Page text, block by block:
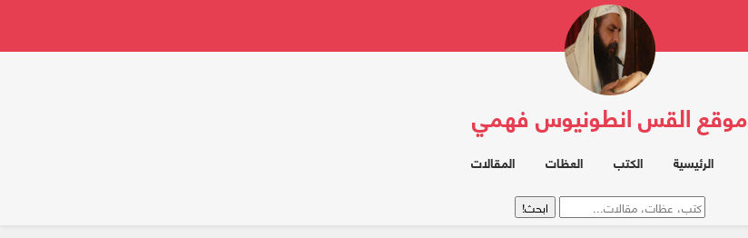
موقع القس انطونيوس فهمي
الرئيسية الكتب العظات المقالات